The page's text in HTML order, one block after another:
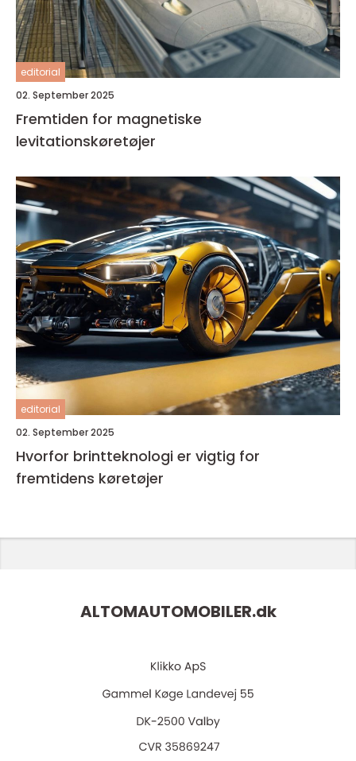
editorial
02. September 2025
Fremtiden for magnetiske
levitationskøretøjer
editorial
02. September 2025
Hvorfor brintteknologi er vigtig for
fremtidens køretøjer
ALTOMAUTOMOBILER.dk